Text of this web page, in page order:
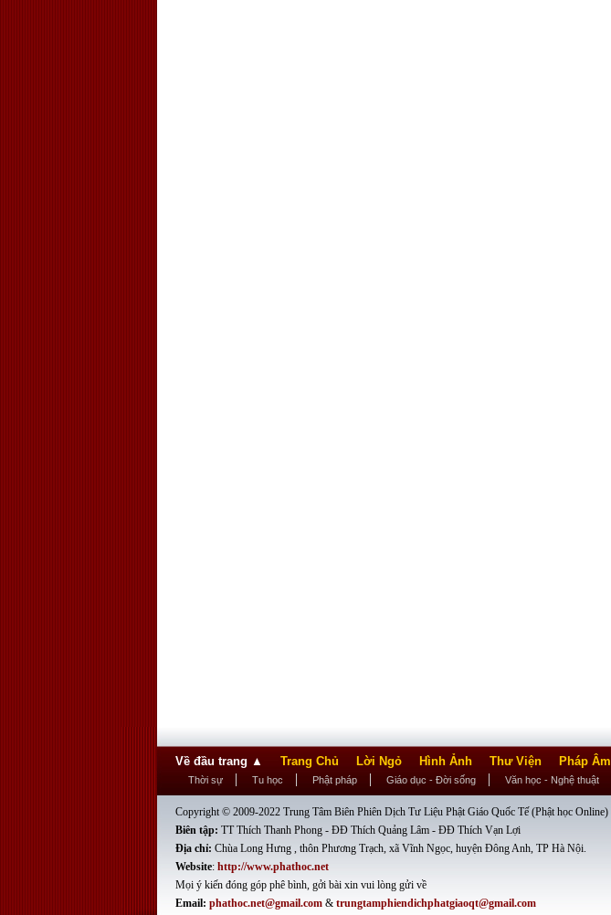
Về đầu trang ▲ Trang Chủ Lời Ngỏ Hình Ảnh Thư Viện Pháp Âm
Thời sự Tu học Phật pháp Giáo dục - Đời sống Văn học - Nghệ thuật
Copyright © 2009-2022 Trung Tâm Biên Phiên Dịch Tư Liệu Phật Giáo Quốc Tế (Phật học Online)
Biên tập: TT Thích Thanh Phong - ĐĐ Thích Quảng Lâm - ĐĐ Thích Vạn Lợi
Địa chỉ: Chùa Long Hưng , thôn Phương Trạch, xã Vĩnh Ngọc, huyện Đông Anh, TP Hà Nội.
Website: http://www.phathoc.net
Mọi ý kiến đóng góp phê bình, gởi bài xin vui lòng gửi về
Email: phathoc.net@gmail.com & trungtamphiendichphatgiaoqt@gmail.com